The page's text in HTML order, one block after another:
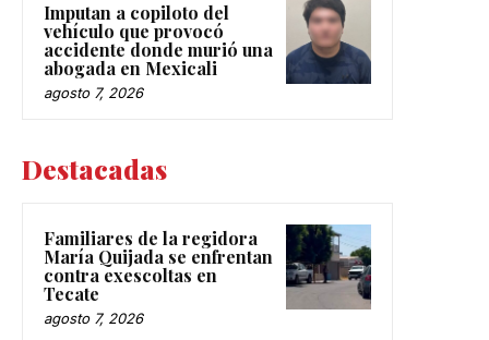
Imputan a copiloto del
vehículo que provocó
accidente donde murió una
abogada en Mexicali
agosto 7, 2026
Destacadas
Familiares de la regidora
María Quijada se enfrentan
contra exescoltas en
Tecate
agosto 7, 2026